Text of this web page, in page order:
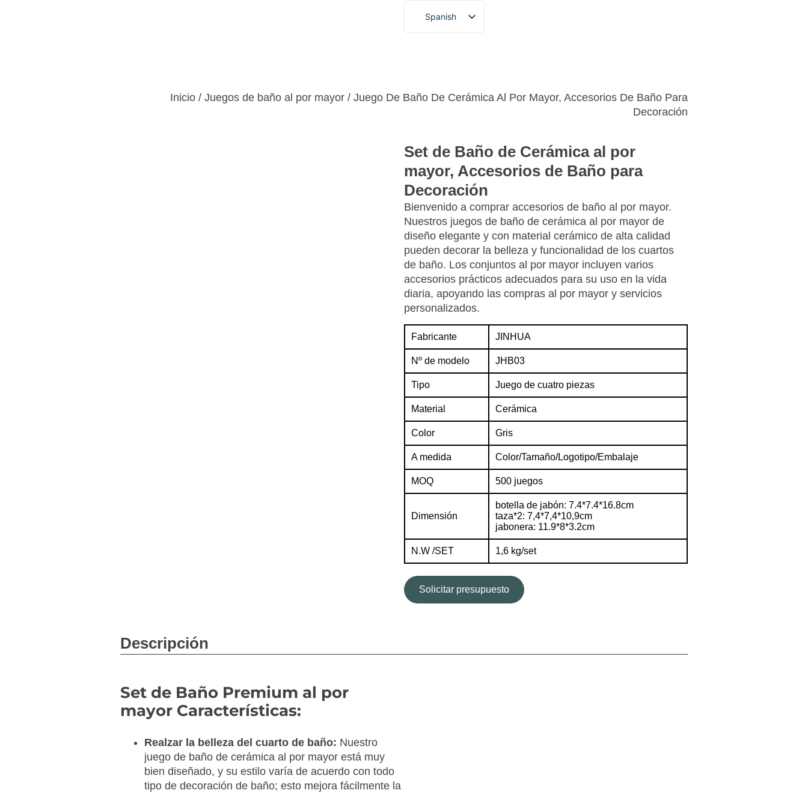
Spanish
English
Portuguese
Korean
Inicio / Juegos de baño al por mayor / Juego De Baño De Cerámica Al Por Mayor, Accesorios De Baño Para
Decoración
Set de Baño de Cerámica al por
mayor, Accesorios de Baño para
Decoración
Bienvenido a comprar accesorios de baño al por mayor.
Nuestros juegos de baño de cerámica al por mayor de
diseño elegante y con material cerámico de alta calidad
pueden decorar la belleza y funcionalidad de los cuartos
de baño. Los conjuntos al por mayor incluyen varios
accesorios prácticos adecuados para su uso en la vida
diaria, apoyando las compras al por mayor y servicios
personalizados.
Fabricante JINHUA
Nº de modelo JHB03
Tipo Juego de cuatro piezas
Material Cerámica
Color Gris
A medida Color/Tamaño/Logotipo/Embalaje
MOQ 500 juegos
Dimensión
botella de jabón: 7.4*7.4*16.8cm
taza*2: 7,4*7,4*10,9cm
jabonera: 11.9*8*3.2cm
N.W /SET 1,6 kg/set
Solicitar presupuesto
Descripción
Set de Baño Premium al por
mayor Características:
Realzar la belleza del cuarto de baño: Nuestro
juego de baño de cerámica al por mayor está muy
bien diseñado, y su estilo varía de acuerdo con todo
tipo de decoración de baño; esto mejora fácilmente la